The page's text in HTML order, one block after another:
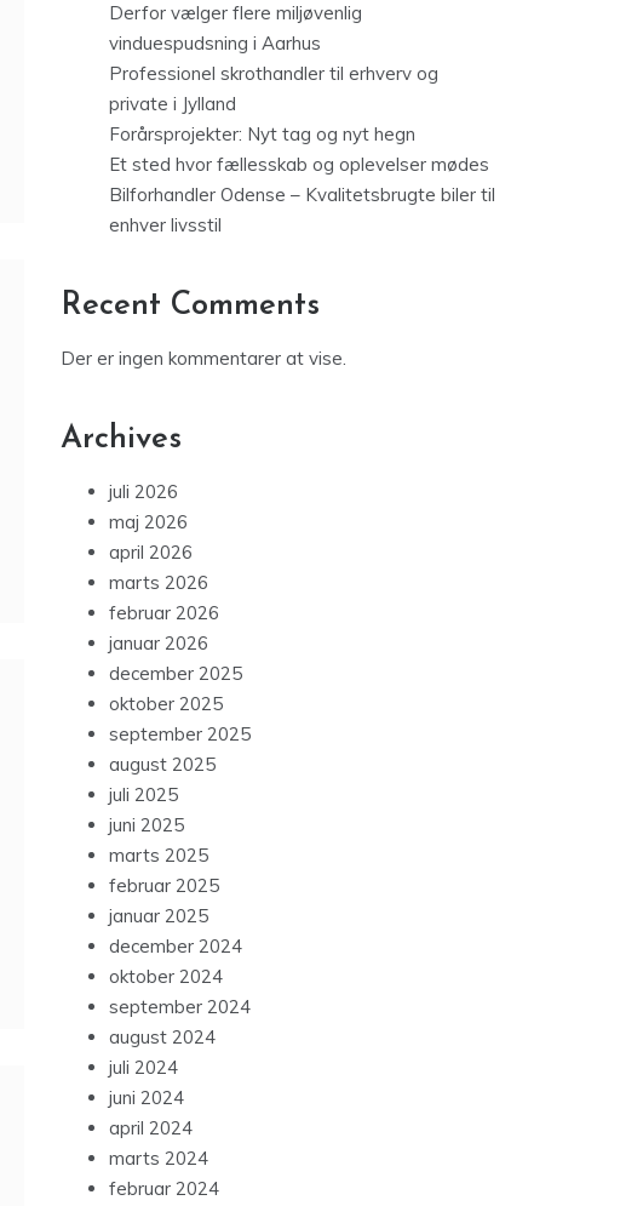
Derfor vælger flere miljøvenlig
vinduespudsning i Aarhus
Professionel skrothandler til erhverv og
private i Jylland
Forårsprojekter: Nyt tag og nyt hegn
Et sted hvor fællesskab og oplevelser mødes
Bilforhandler Odense – Kvalitetsbrugte biler til
enhver livsstil
Recent Comments
Der er ingen kommentarer at vise.
Archives
juli 2026
maj 2026
april 2026
marts 2026
februar 2026
januar 2026
december 2025
oktober 2025
september 2025
august 2025
juli 2025
juni 2025
marts 2025
februar 2025
januar 2025
december 2024
oktober 2024
september 2024
august 2024
juli 2024
juni 2024
april 2024
marts 2024
februar 2024